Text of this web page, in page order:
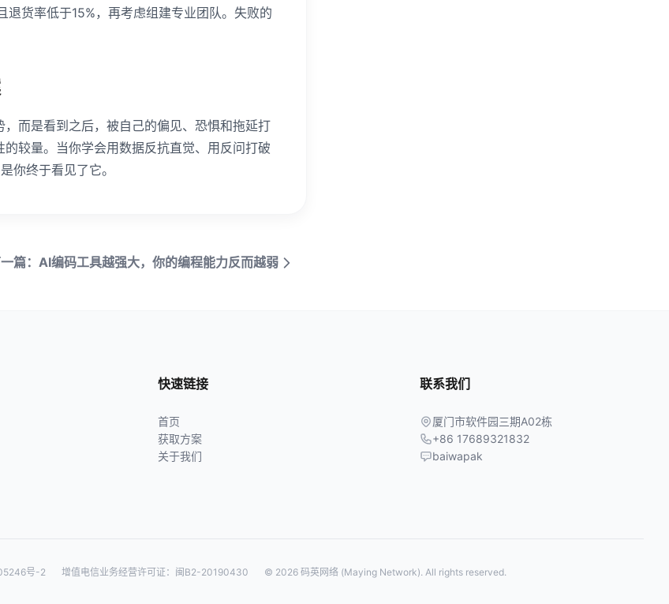
货率低于15%，再考虑组建专业团队。失败的
而是看到之后，被自己的偏见、恐惧和拖延打
较量。当你学会用数据反抗直觉、用反问打破
你终于看见了它。
篇：AI编码工具越强大，你的编程能力反而越弱
快速链接
首页
获取方案
关于我们
联系我们
厦门市软件园三期A02栋
+86 17689321832
baiwapak
号-2 增值电信业务经营许可证：闽B2-20190430 © 2026 码英网络 (Maying Network). All rights reserved.